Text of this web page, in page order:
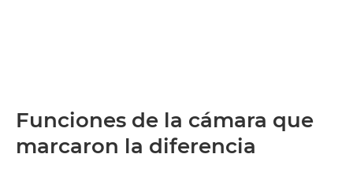
Funciones de la cámara que
marcaron la diferencia